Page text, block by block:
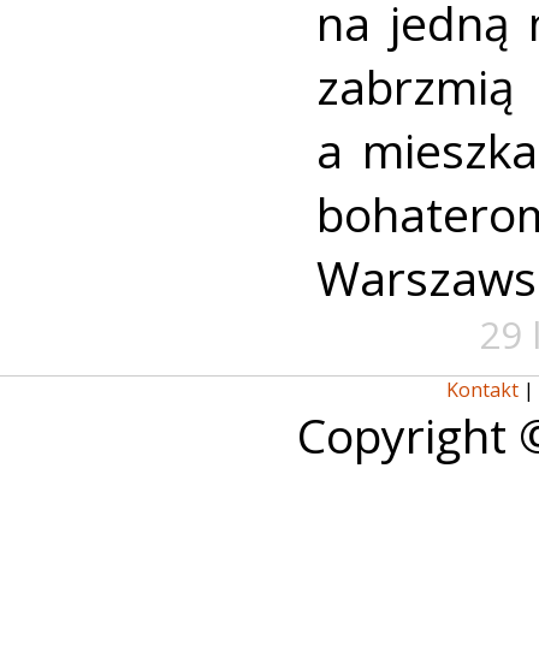
na jedną
a
29
Kontakt |
Copyright